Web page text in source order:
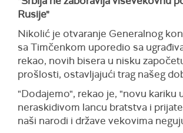
Rusije"
Nikolić je otvaranje Generalnog
sa Timčenkom uporedio sa
rekao, novih bisera u nisku
prošlosti, ostavljajući trag našeg
"Dodajemo", rekao je, "novu kariku
neraskidivom lancu bratstva i
naši narodi i države vekovima